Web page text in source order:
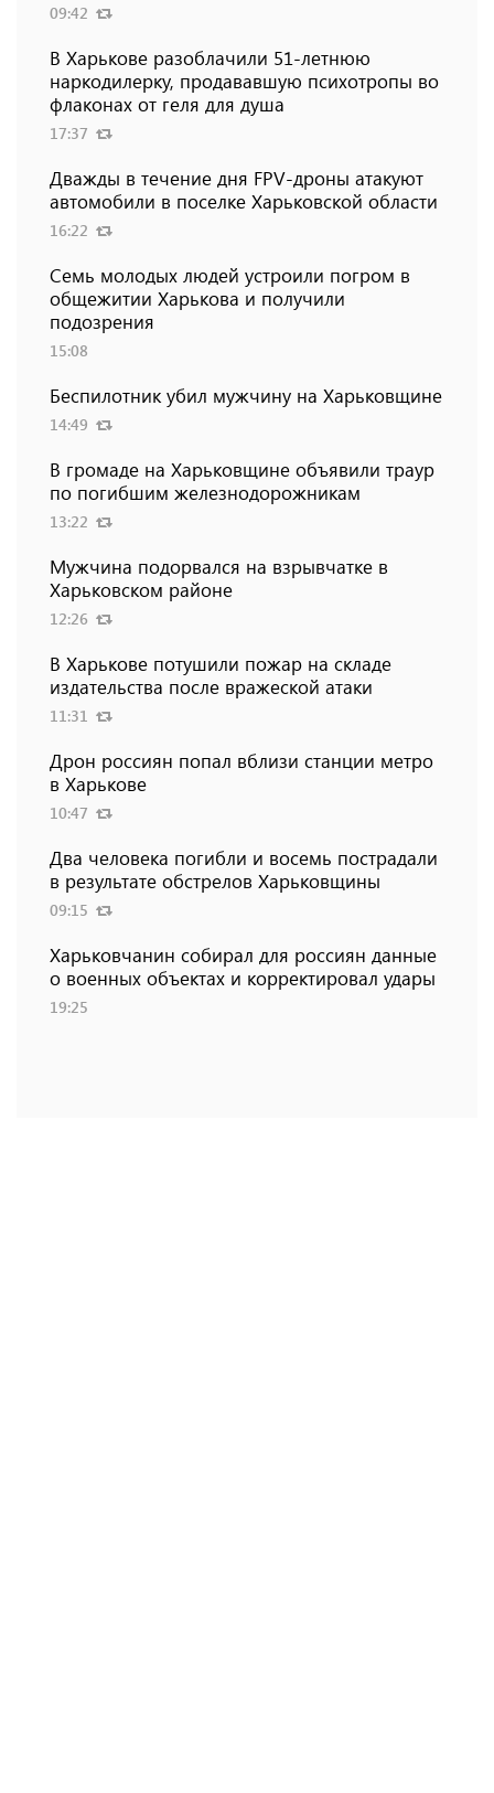
09:42
В Харькове разоблачили 51-летнюю
наркодилерку, продававшую психотропы во
флаконах от геля для душа
17:37
Дважды в течение дня FPV-дроны атакуют
автомобили в поселке Харьковской области
16:22
Семь молодых людей устроили погром в
общежитии Харькова и получили
подозрения
15:08
Беспилотник убил мужчину на Харьковщине
14:49
В громаде на Харьковщине объявили траур
по погибшим железнодорожникам
13:22
Мужчина подорвался на взрывчатке в
Харьковском районе
12:26
В Харькове потушили пожар на складе
издательства после вражеской атаки
11:31
Дрон россиян попал вблизи станции метро
в Харькове
10:47
Два человека погибли и восемь пострадали
в результате обстрелов Харьковщины
09:15
Харьковчанин собирал для россиян данные
о военных объектах и ​​корректировал удары
19:25